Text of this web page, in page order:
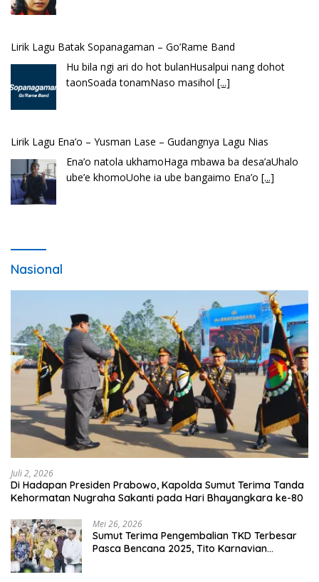
Lirik Lagu Ena’o – Yusman Lase – Gudangnya Lagu Nias
Ena’o natola ukhamoHaga mbawa ba desa’aUhalo
ube’e khomoUohe ia ube bangaimo Ena’o
Nasional
Juli 2, 2026
Di Hadapan Presiden Prabowo, Kapolda Sumut Terima Tanda
Kehormatan Nugraha Sakanti pada Hari Bhayangkara ke-80
Mei 26, 2026
Sumut Terima Pengembalian TKD Terbesar
Pasca Bencana 2025, Tito Karnavian